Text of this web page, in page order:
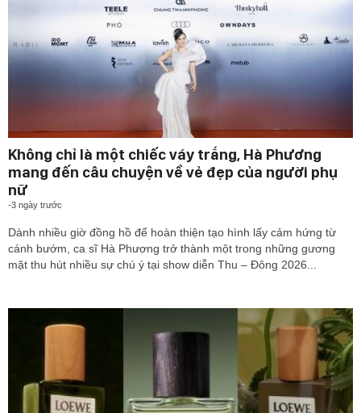
Không chỉ là một chiếc váy trắng, Hà Phương
mang đến câu chuyện về vẻ đẹp của người phụ
nữ
-3 ngày trước
Dành nhiều giờ đồng hồ để hoàn thiện tạo hình lấy cảm hứng từ
cánh bướm, ca sĩ Hà Phương trở thành một trong những gương
mặt thu hút nhiều sự chú ý tại show diễn Thu – Đông 2026...